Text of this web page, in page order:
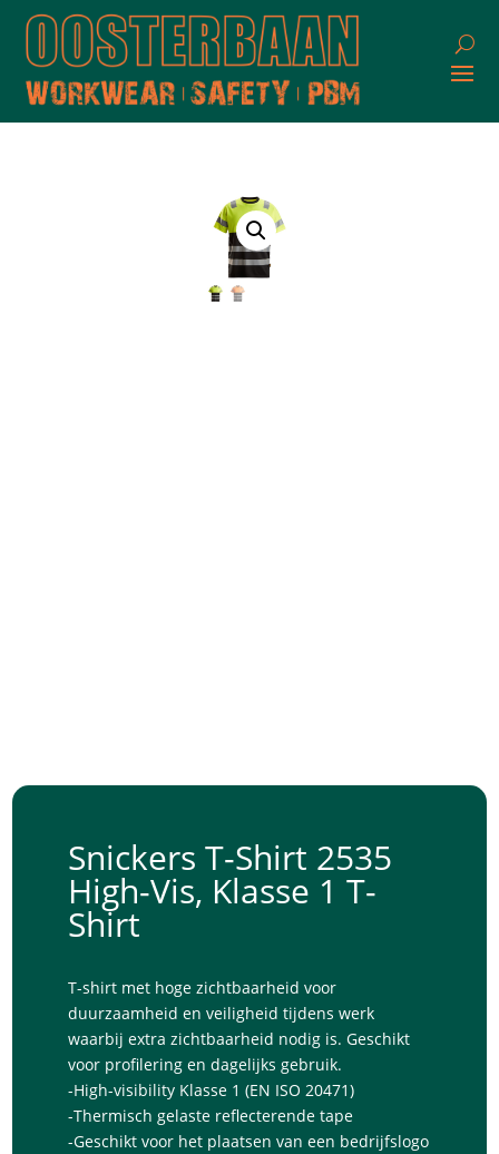
Snickers T-Shirt 2535
High-Vis, Klasse 1 T-
Shirt
T-shirt met hoge zichtbaarheid voor
duurzaamheid en veiligheid tijdens werk
waarbij extra zichtbaarheid nodig is. Geschikt
voor profilering en dagelijks gebruik.
-High-visibility Klasse 1 (EN ISO 20471)
-Thermisch gelaste reflecterende tape
-Geschikt voor het plaatsen van een bedrijfslogo